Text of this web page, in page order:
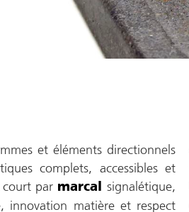
et éléments directionnels
complets, accessibles et
court par marcal
signalétique,
innovation matière et respect